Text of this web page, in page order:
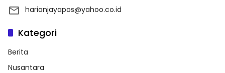
harianjayapos@yahoo.co.id
Kategori
Berita
Nusantara